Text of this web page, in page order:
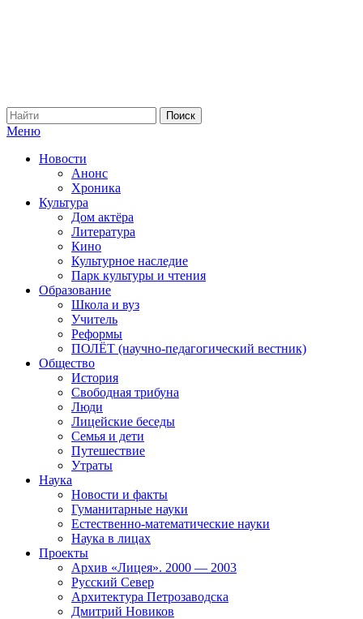
Меню
Новости
Анонс
Хроника
Культура
Дом актёра
Литература
Кино
Культурное наследие
Парк культуры и чтения
Образование
Школа и вуз
Учитель
Реформы
ПОЛЁТ (научно-педагогический вестник)
Общество
История
Свободная трибуна
Люди
Лицейские беседы
Семья и дети
Путешествие
Утраты
Наука
Новости и факты
Гуманитарные науки
Естественно-математические науки
Наука в лицах
Проекты
Архив «Лицея». 2000 — 2003
Русский Север
Архитектура Петрозаводска
Дмитрий Новиков